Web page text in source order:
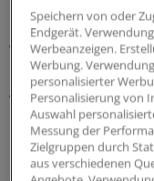
Sterblichkeit
Wartezeiten
Aufgrund der langen
Patienten kommt
Herzinsuffizienz
Speichern von oder
Endgerät.
Werbeanzeigen.
Werbung.
personalisierter
Personalisierung von
Auswahl
Messung der
Zielgruppen durch
aus verschiedenen